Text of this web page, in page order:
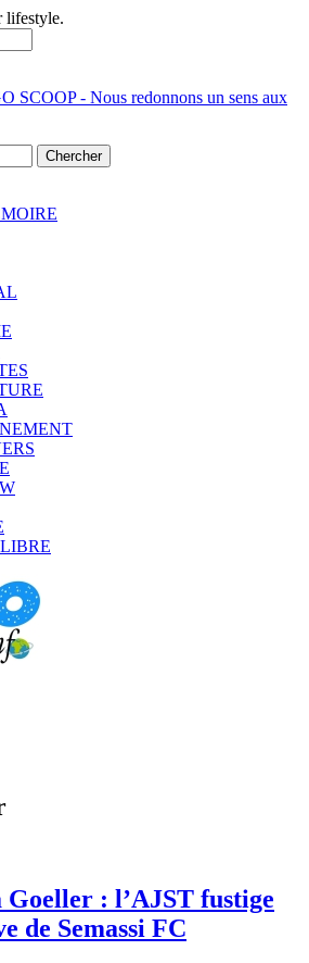
lifestyle.
SCOOP - Nous redonnons un sens aux
: l’AJST fustige
de Semassi FC